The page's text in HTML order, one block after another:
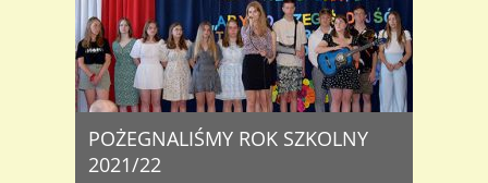
POŻEGNALIŚMY ROK SZKOLNY
2021/22